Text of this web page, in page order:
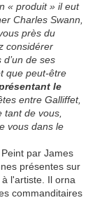
« produit » il eut
Charles Swann,
près du
considérer
de ses
que peut-être
le
entre Galliffet,
tant de vous,
vous dans le
par James
présentes sur
l'artiste. Il orna
commanditaires